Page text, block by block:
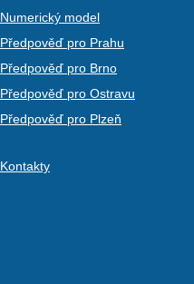
Numerický model
Předpověď pro Prahu
Předpověď pro Brno
Předpověď pro Ostravu
Předpověď pro Plzeň
Kontakty